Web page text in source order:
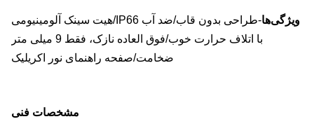
ویژگی‌ها
-طراحی بدون قاب/ضد آب IP66/هیت سینک آلومینیومی
با اتلاف حرارت خوب/فوق العاده نازک، فقط 9 میلی متر
ضخامت/صفحه راهنمای نور اکریلیک
مشخصات فنی